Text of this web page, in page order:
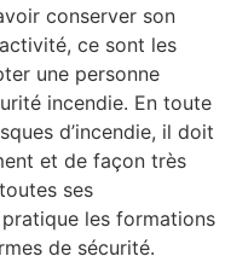
conserver son
ce sont les
une personne
incendie. En toute
d’incendie, il doit
et de façon très
ses
les formations
de sécurité.